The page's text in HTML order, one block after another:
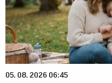
05. 08. 2026 06:45